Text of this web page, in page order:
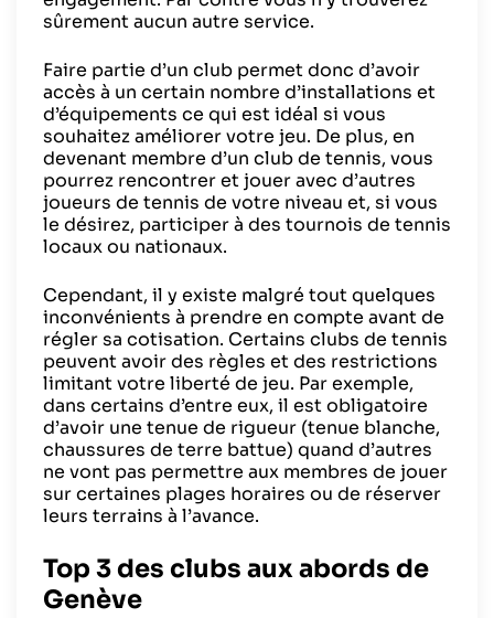
sûrement aucun autre service.
Faire partie d’un club permet donc d’avoir
accès à un certain nombre d’installations et
d’équipements ce qui est idéal si vous
souhaitez améliorer votre jeu. De plus, en
devenant membre d’un club de tennis, vous
pourrez rencontrer et jouer avec d’autres
joueurs de tennis de votre niveau et, si vous
le désirez, participer à des tournois de tennis
locaux ou nationaux.
Cependant, il y existe malgré tout quelques
inconvénients à prendre en compte avant de
régler sa cotisation. Certains clubs de tennis
peuvent avoir des règles et des restrictions
limitant votre liberté de jeu. Par exemple,
dans certains d’entre eux, il est obligatoire
d’avoir une tenue de rigueur (tenue blanche,
chaussures de terre battue) quand d’autres
ne vont pas permettre aux membres de jouer
sur certaines plages horaires ou de réserver
leurs terrains à l’avance.
Top 3 des clubs aux abords de
Genève